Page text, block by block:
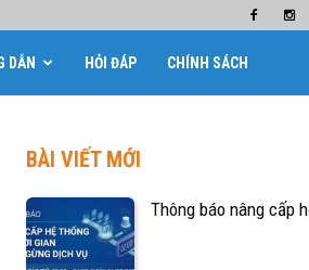
DẪN HỎI ĐÁP CHÍNH SÁCH
BÀI VIẾT MỚI
Thông báo nâng cấp